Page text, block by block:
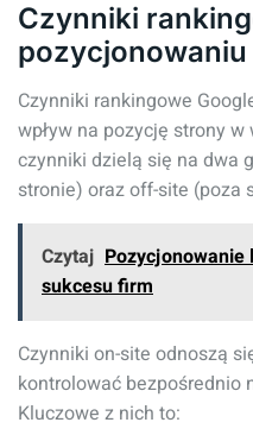
Czynniki
pozycjonowaniu
Czynniki rankingowe
wpływ na pozycję strony
czynniki dzielą się na dwa
stronie) oraz off-site (poza
Czytaj Pozycjonowanie
sukcesu firm
Czynniki on-site odnoszą
kontrolować bezpośrednio
Kluczowe z nich to: